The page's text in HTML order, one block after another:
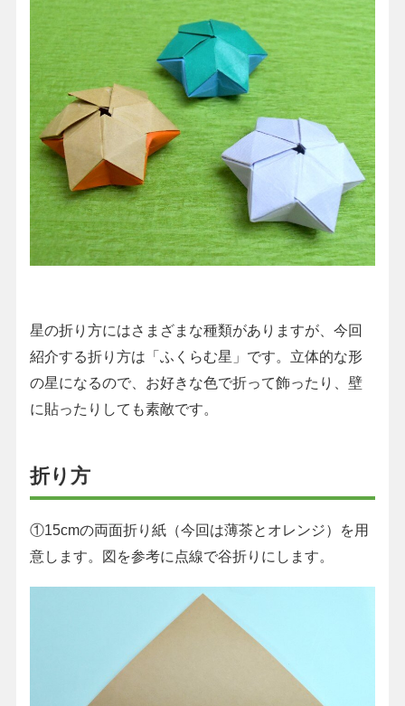
星の折り方にはさまざまな種類がありますが、今回
紹介する折り方は「ふくらむ星」です。立体的な形
の星になるので、お好きな色で折って飾ったり、壁
に貼ったりしても素敵です。
折り方
①15cmの両面折り紙（今回は薄茶とオレンジ）を用
意します。図を参考に点線で谷折りにします。